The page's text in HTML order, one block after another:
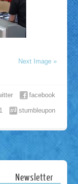
Next Image »
facebook
stumbleupon
Newsletter